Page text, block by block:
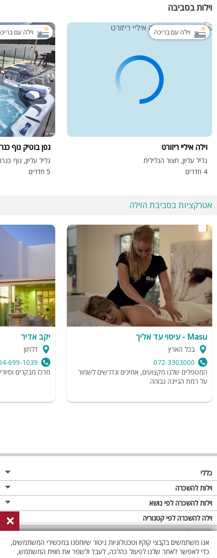
וילות בסביבה
וילה עם בריכה
וילה איליי ריזורט
גליל עליון, חצור הגלילית
4 חדרים
וילה עם
גפן בוטיק נוף
גליל עליון, נוף
5 חדרים
אטרקציות בסביבת הוילה
Masu - עיסוי עד אליך
בכל הארץ
072-3303000
המטפלים שלנו מקצועים, אמינים ונדרשים לשמור
על רמת הגיינה גבוהה
יקב אדיר
דלתון
699-1039
מרכז מבקרים
כללי
מגזין
פרסום באתר
תקנון
מדיניות פרטיות
וילות להשכרה
וילות בצפון
וילות במרכז
וילות בדרום
וילות באילת
וילות להשכרה לפי נושא
וילה לזוגות
וילות למשפחות
וילות לציבור הדתי
וילה להשכרה לפי קטגוריה
וילות עם בריכה
וילה עם בריכה מחוממת
לופטים להשכרה
לופט
×
אנו משתמשים בקבצי קוקיז וטכנולוגיות ניטור שיוחסנו במכשירי המשתמשים,
כדי לאפשר לאתר שלנו לפעול כהלכה, לעבד ולשפר את חווית המשתמש,